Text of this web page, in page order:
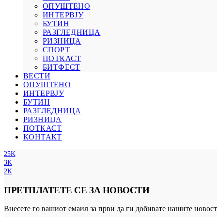
ОПУШТЕНО
ИНТЕРВЈУ
БУТИН
РАЗГЛЕДНИЦА
РИЗНИЦА
СПОРТ
ПОТКАСТ
БИТФЕСТ
ВЕСТИ
ОПУШТЕНО
ИНТЕРВЈУ
БУТИН
РАЗГЛЕДНИЦА
РИЗНИЦА
ПОТКАСТ
КОНТАКТ
25K
3K
2K
ПРЕТПЛАТЕТЕ СЕ ЗА НОВОСТИ
Внесете го вашиот емаил за први да ги добивате нашите